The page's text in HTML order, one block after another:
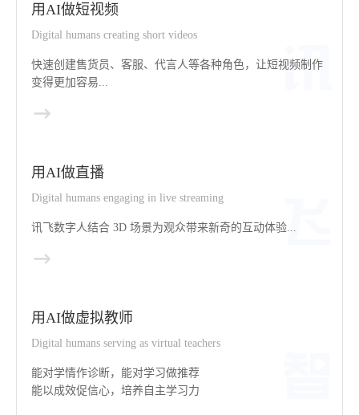
用AI做短视频
Digital humans creating short videos
快速创建售货员、客服、代言人等各种角色，让短视频制作
变得更加容易...
用AI做直播
Digital humans engaging in live streaming
讯飞数字人结合 3D 场景为观众带来新奇的互动体验...
用AI做虚拟教师
Digital humans serving as virtual teachers
能对学情作诊断，能对学习做推荐
能以成效促信心，培养自主学习力